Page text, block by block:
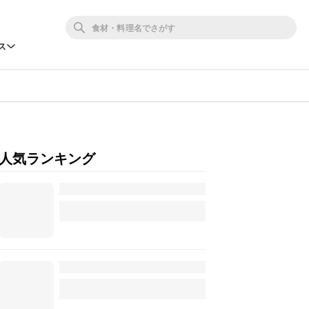
人気ランキング